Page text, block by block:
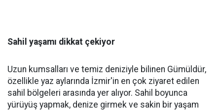
Sahil yaşamı dikkat çekiyor
Uzun kumsalları ve temiz deniziyle bilinen Gümüldür,
özellikle yaz aylarında İzmir'in en çok ziyaret edilen
sahil bölgeleri arasında yer alıyor. Sahil boyunca
yürüyüş yapmak, denize girmek ve sakin bir yaşam